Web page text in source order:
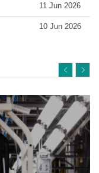
11 Jun 2026
10 Jun 2026